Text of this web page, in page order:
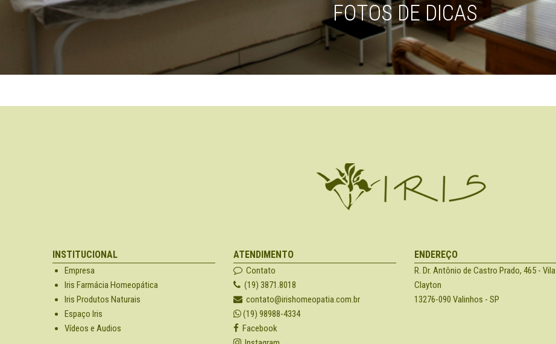
FOTOS DE DICAS
INSTITUCIONAL
Empresa
Iris Farmácia Homeopática
Iris Produtos Naturais
Espaço Iris
Vídeos e Audios
ATENDIMENTO
Contato
(19) 3871.8018
contato@irishomeopatia.com.br
(19) 98988-4334
Facebook
ENDEREÇO
R. Dr. Antônio de Castro Prado, 465 - Vila
Clayton
13276-090 Valinhos - SP